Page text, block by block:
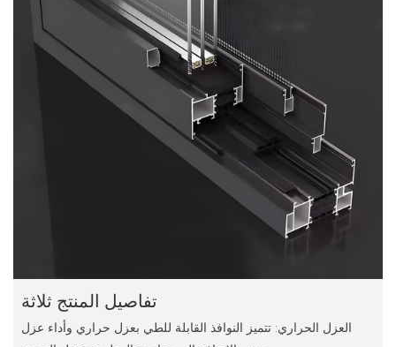
تفاصيل المنتج ثلاثة
العزل الحراري: تتميز النوافذ القابلة للطي بعزل حراري وأداء عزل